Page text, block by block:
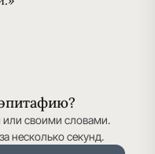
своими словами.
несколько секунд.